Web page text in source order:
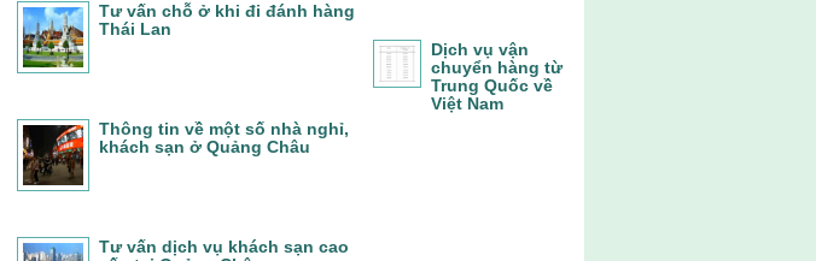
Tư vấn chỗ ở khi đi đánh hàng
Thái Lan
Thông tin về một số nhà nghỉ,
khách sạn ở Quảng Châu
Tư vấn dịch vụ khách sạn cao
Dịch vụ vận
chuyển hàng từ
Trung Quốc về
Việt Nam